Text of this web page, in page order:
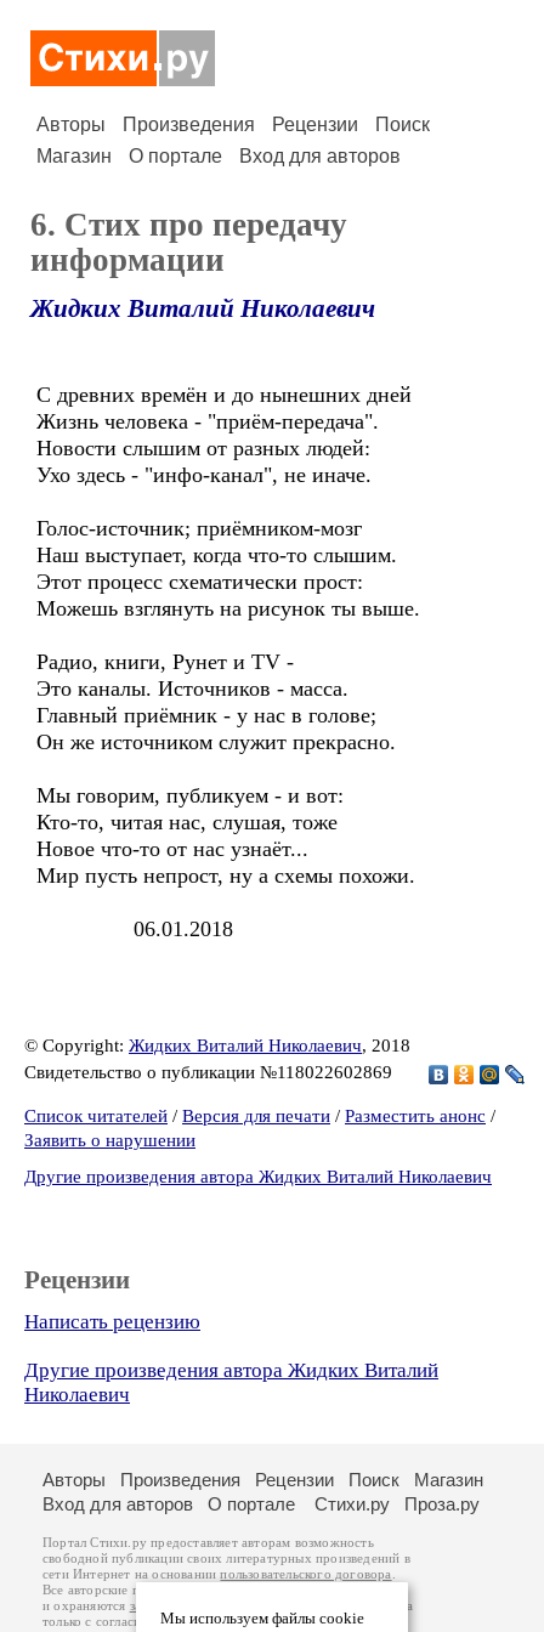
Авторы Произведения Рецензии
Поиск
Магазин
О портале Вход для авторов
6. Стих про передачу
информации
Жидких Виталий Николаевич
С древних времён и до нынешних дней
Жизнь человека - "приём-передача".
Новости слышим от разных людей:
Ухо здесь - "инфо-канал", не иначе.
Голос-источник; приёмником-мозг
Наш выступает, когда что-то слышим.
Этот процесс схематически прост:
Можешь взглянуть на рисунок ты выше.
Радио, книги, Рунет и TV -
Это каналы. Источников - масса.
Главный приёмник - у нас в голове;
Он же источником служит прекрасно.
Мы говорим, публикуем - и вот:
Кто-то, читая нас, слушая, тоже
Новое что-то от нас узнаёт...
Мир пусть непрост, ну а схемы похожи.
06.01.2018
© Copyright: Жидких Виталий Николаевич, 2018
Свидетельство о публикации №118022602869
Список читателей / Версия для печати / Разместить анонс /
Заявить о нарушении
Другие произведения автора Жидких Виталий Николаевич
Рецензии
Написать рецензию
Другие произведения автора Жидких Виталий
Николаевич
Мы используем файлы cookie
Авторы Произведения Рецензии Поиск
Магазин
Вход для авторов
О портале Стихи.ру Проза.ру
Портал Стихи.ру предоставляет авторам возможность
свободной публикации своих литературных произведений в
сети Интернет на основаниипользовательского договора
Все авторские права на произведения принадлежат авторам
и охраняются законом
. Перепечатка произведений возможна
только с согласия его автора, к которому вы можете